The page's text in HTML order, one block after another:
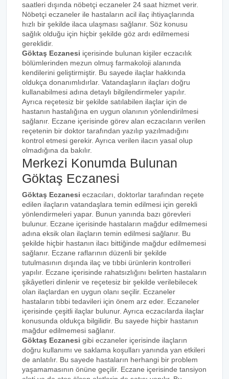
saatleri dışında nöbetçi eczaneler 24 saat hizmet verir.
Nöbetçi eczaneler ile hastaların acil ilaç ihtiyaçlarında
hızlı bir şekilde ilaca ulaşması sağlanır. Söz konusu
sağlık olduğu için hiçbir şekilde göz ardı edilmemesi
gereklidir.
Göktaş Eczanesi içerisinde bulunan kişiler eczacılık
bölümlerinden mezun olmuş farmakoloji alanında
kendilerini geliştirmiştir. Bu sayede ilaçlar hakkında
oldukça donanımlıdırlar. Vatandaşların ilaçları doğru
kullanabilmesi adına detaylı bilgilendirmeler yapılır.
Ayrıca reçetesiz bir şekilde satılabilen ilaçlar için de
hastanın hastalığına en uygun olanının yönlendirilmesi
sağlanır. Eczane içerisinde görev alan eczacıların verilen
reçetenin bir doktor tarafından yazılıp yazılmadığını
kontrol etmesi gerekir. Ayrıca verilen ilacın yasal olup
olmadığına da bakılır.
Merkezi Konumda Bulunan
Göktaş Eczanesi
Göktaş Eczanesi eczacıları, doktorlar tarafından reçete
edilen ilaçların vatandaşlara temin edilmesi için gerekli
yönlendirmeleri yapar. Bunun yanında bazı görevleri
bulunur. Eczane içerisinde hastaların mağdur edilmemesi
adına eksik olan ilaçların temin edilmesi sağlanır. Bu
şekilde hiçbir hastanın ilacı bittiğinde mağdur edilmemesi
sağlanır. Eczane raflarının düzenli bir şekilde
tutulmasının dışında ilaç ve tıbbi ürünlerin kontrolleri
yapılır. Eczane içerisinde rahatsızlığını belirten hastaların
şikâyetleri dinlenir ve reçetesiz bir şekilde verilebilecek
olan ilaçlardan en uygun olanı seçilir. Eczaneler
hastaların tıbbi tedavileri için önem arz eder. Eczaneler
içerisinde çeşitli ilaçlar bulunur. Ayrıca eczacılarda ilaçlar
konusunda oldukça bilgilidir. Bu sayede hiçbir hastanın
mağdur edilmemesi sağlanır.
Göktaş Eczanesi gibi eczaneler içerisinde ilaçların
doğru kullanımı ve saklama koşulları yanında yan etkileri
de anlatılır. Bu sayede hastaların herhangi bir problem
yaşamamasının önüne geçilir. Eczane içerisinde tansiyon